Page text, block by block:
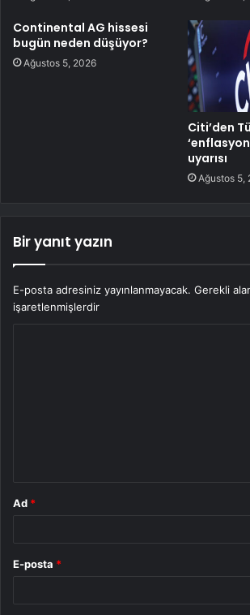
Continental AG hissesi
bugün neden düşüyor?
Ağustos 5, 2026
Citi’den
uyarısı
Ağustos 5,
Bir yanıt yazın
E-posta adresiniz yayınlanmayacak. Gerekli
işaretlenmişlerdir
Ad *
E-posta *